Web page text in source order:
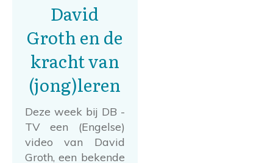
David
Groth en de
kracht van
(jong)leren
Deze week bij DB -
TV een (Engelse)
video van David
Groth, een bekende